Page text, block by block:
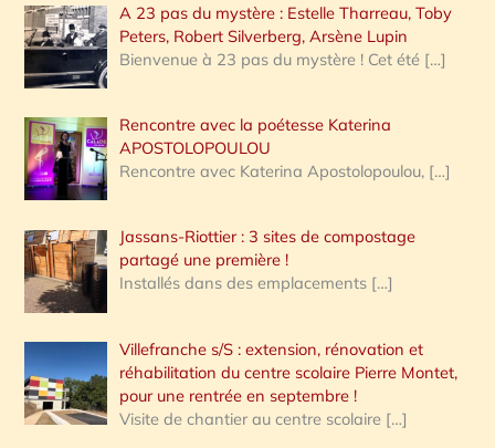
A 23 pas du mystère : Estelle Tharreau, Toby
Peters, Robert Silverberg, Arsène Lupin
Bienvenue à 23 pas du mystère ! Cet été […]
Rencontre avec la poétesse Katerina
APOSTOLOPOULOU
Rencontre avec Katerina Apostolopoulou, […]
Jassans-Riottier : 3 sites de compostage
partagé une première !
Installés dans des emplacements […]
Villefranche s/S : extension, rénovation et
réhabilitation du centre scolaire Pierre Montet,
pour une rentrée en septembre !
Visite de chantier au centre scolaire […]